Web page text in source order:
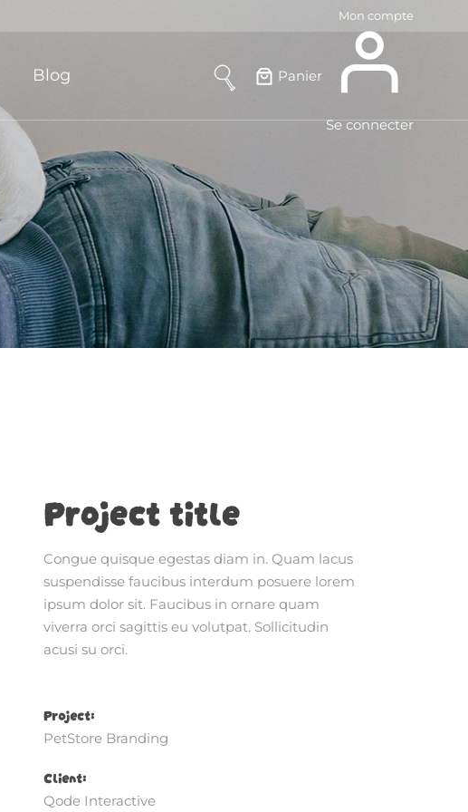
Mon compte
Blog Panier
Se connecter
Project title
Congue quisque egestas diam in. Quam lacus
suspendisse faucibus interdum posuere lorem
ipsum dolor sit. Faucibus in ornare quam
viverra orci sagittis eu volutpat. Sollicitudin
acusi su orci.
Project:
PetStore Branding
Client:
Qode Interactive